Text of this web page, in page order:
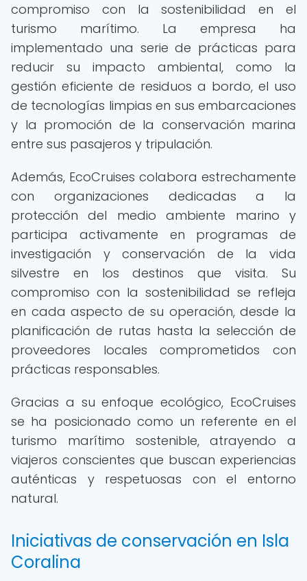
compromiso con la sostenibilidad en el
turismo marítimo. La empresa ha
implementado una serie de prácticas para
reducir su impacto ambiental, como la
gestión eficiente de residuos a bordo, el uso
de tecnologías limpias en sus embarcaciones
y la promoción de la conservación marina
entre sus pasajeros y tripulación.
Además, EcoCruises colabora estrechamente
con organizaciones dedicadas a la
protección del medio ambiente marino y
participa activamente en programas de
investigación y conservación de la vida
silvestre en los destinos que visita. Su
compromiso con la sostenibilidad se refleja
en cada aspecto de su operación, desde la
planificación de rutas hasta la selección de
proveedores locales comprometidos con
prácticas responsables.
Gracias a su enfoque ecológico, EcoCruises
se ha posicionado como un referente en el
turismo marítimo sostenible, atrayendo a
viajeros conscientes que buscan experiencias
auténticas y respetuosas con el entorno
natural.
Iniciativas de conservación en Isla
Coralina